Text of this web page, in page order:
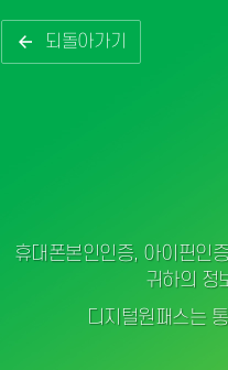
되돌아가기
휴대폰본인인증, 아이핀인
귀하의 정
디지털원패스는